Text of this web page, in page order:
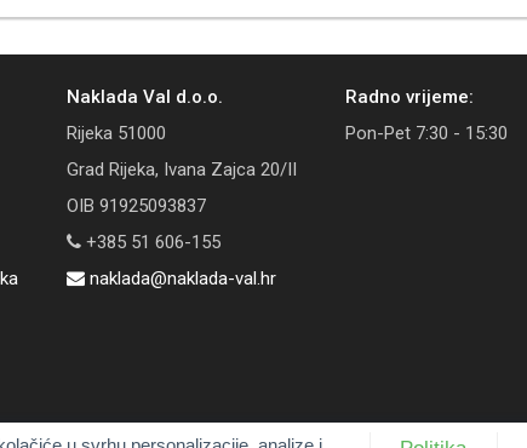
Naklada Val d.o.o.
Rijeka 51000
Grad Rijeka, Ivana Zajca 20/II
OIB 91925093837
+385 51 606-155
naklada@naklada-val.hr
Radno vrijeme:
Pon-Pet 7:30 - 15:30